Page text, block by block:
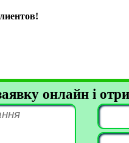
онлайн і